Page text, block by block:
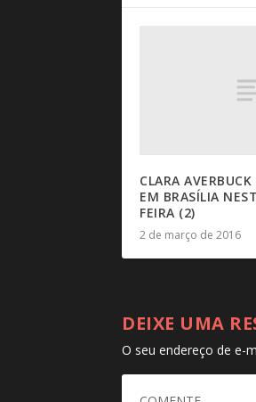
CLARA
EM BRASÍLIA
FEIRA (2)
2 de março de 2016
DEIXE UMA
O seu endereço de e-